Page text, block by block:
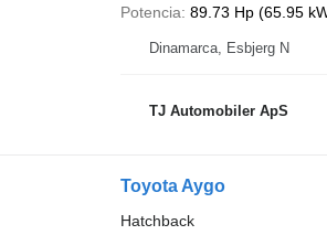
Potencia 89.73 Hp (65.95
Dinamarca, Esbjerg N
TJ Automobiler ApS
Toyota Aygo
Hatchback